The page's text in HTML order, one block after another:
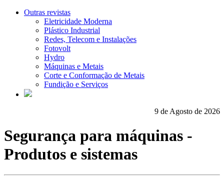
Outras revistas
Eletricidade Moderna
Plástico Industrial
Redes, Telecom e Instalações
Fotovolt
Hydro
Máquinas e Metais
Corte e Conformação de Metais
Fundição e Serviços
9 de Agosto de 2026
Segurança para máquinas -
Produtos e sistemas